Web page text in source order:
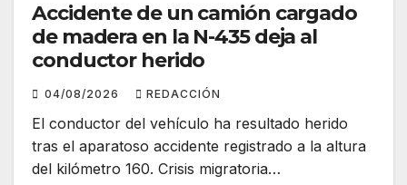
Accidente de un camión cargado
de madera en la N-435 deja al
conductor herido
04/08/2026 REDACCIÓN
El conductor del vehículo ha resultado herido
tras el aparatoso accidente registrado a la altura
del kilómetro 160. Crisis migratoria…